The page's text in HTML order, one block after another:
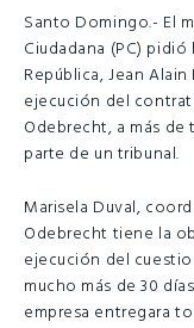
Santo Domingo.- El
Ciudadana (PC)
República, Jean
ejecución del
Odebrecht, a más
parte de un tribunal.
Marisela Duval,
Odebrecht tiene la
ejecución del
mucho más de 30
empresa entregara